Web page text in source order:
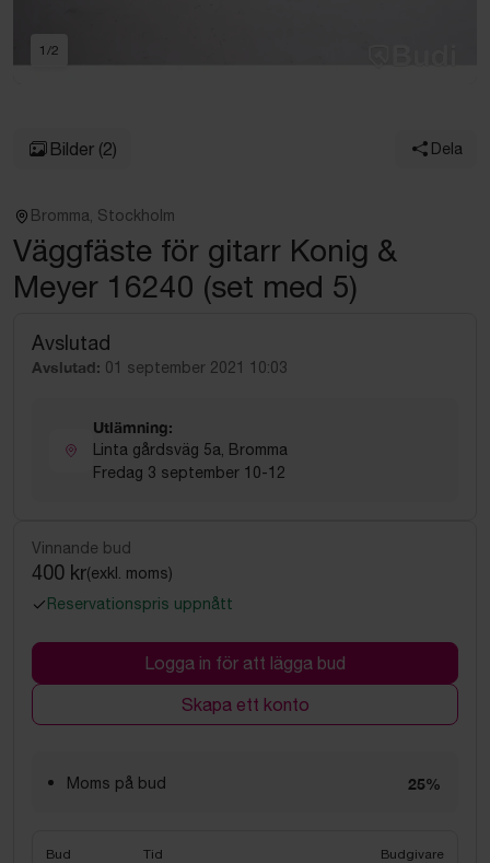
1 /2
Bilder (2) Dela
Bromma, Stockholm
Väggfäste för gitarr Konig &
Meyer 16240 (set med 5)
Avslutad
Avslutad: 01 september 2021 10:03
Utlämning:
Linta gårdsväg 5a, Bromma
Fredag 3 september 10-12
Vinnande bud
400 kr(exkl. moms)
Reservationspris uppnått
Logga in för att lägga bud
Skapa ett konto
Moms på bud 25%
Bud Tid Budgivare